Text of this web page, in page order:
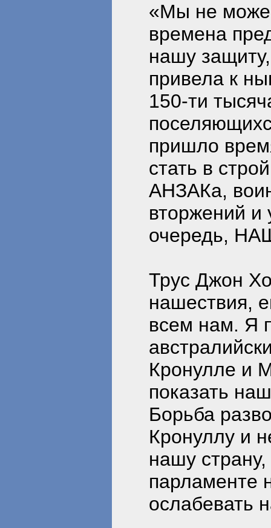
«Мы не
времена
нашу
привела к
150-ти
пришло
стать в
АНЗАКа,
вторжений
очередь,
Трус Джон
нашествия,
всем нам. Я
Кронулле и
показать
Борьба
Кронуллу и
нашу страну,
парламенте
ослабевать